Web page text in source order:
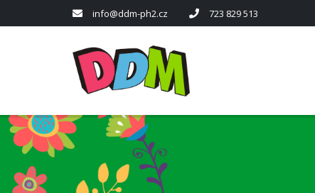
info@ddm-ph2.cz 723 829 513